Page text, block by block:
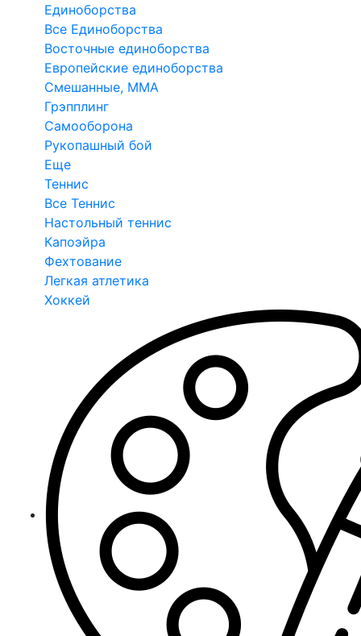
Единоборства
Все Единоборства
Восточные единоборства
Европейские единоборства
Смешанные, ММА
Грэпплинг
Самооборона
Рукопашный бой
Еще
Теннис
Все Теннис
Настольный теннис
Капоэйра
Фехтование
Легкая атлетика
Хоккей